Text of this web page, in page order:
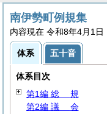
南伊勢町例規集
内容現在 令和8年4月1日
体系 五十音
体系目次
第1編 総 規
第2編 議 会